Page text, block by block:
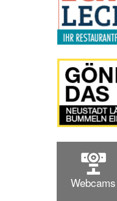
Webcams